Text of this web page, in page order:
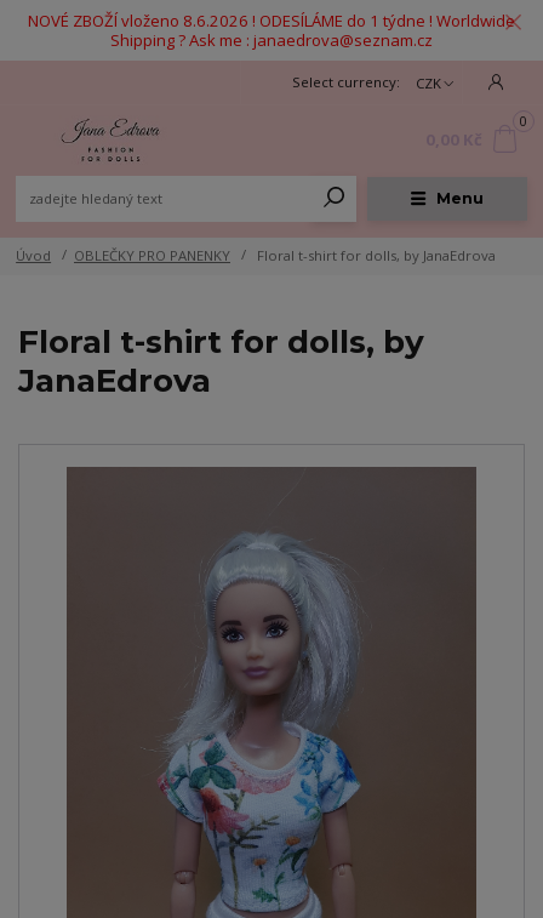
NOVÉ ZBOŽÍ vloženo 8.6.2026 ! ODESÍLÁME do 1 týdne ! Worldwide
Shipping ? Ask me : janaedrova@seznam.cz
Menu
CZK
0
Úvod OBLEČKY PRO PANENKY Floral t-shirt for dolls, by JanaEdrova
Floral t-shirt for dolls, by
JanaEdrova